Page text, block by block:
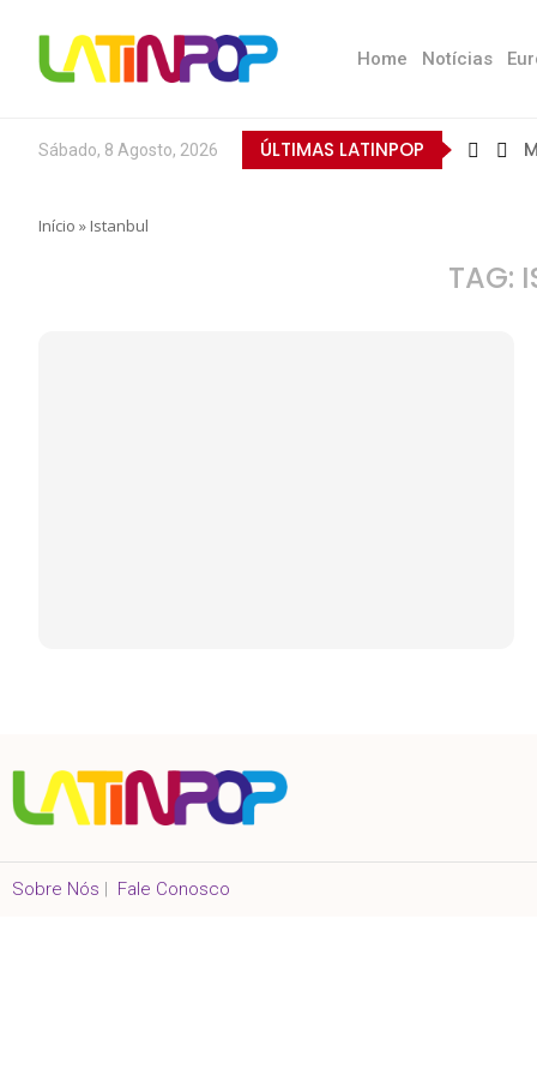
Home Notícias
Sábado, 8 Agosto, 2026 ÚLTIMAS LATINPOP
Início » Istanbul
TAG:
Sobre Nós | Fale Conosco